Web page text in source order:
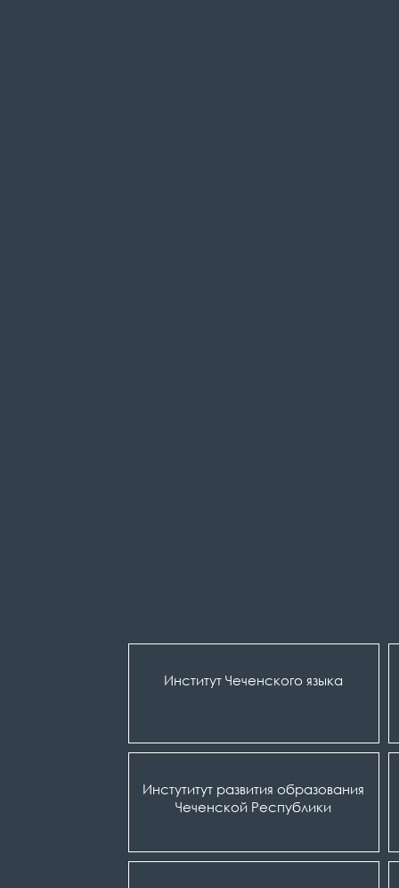
Институт Чеченского языка
Инстутитут развития образования
Чеченской Республики